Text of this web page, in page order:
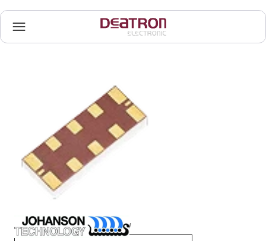
Johanson Technology